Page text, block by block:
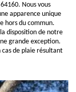
Nous vous
apparence unique
hors du commun.
disposition de notre
grande exception.
cas de plaie résultant